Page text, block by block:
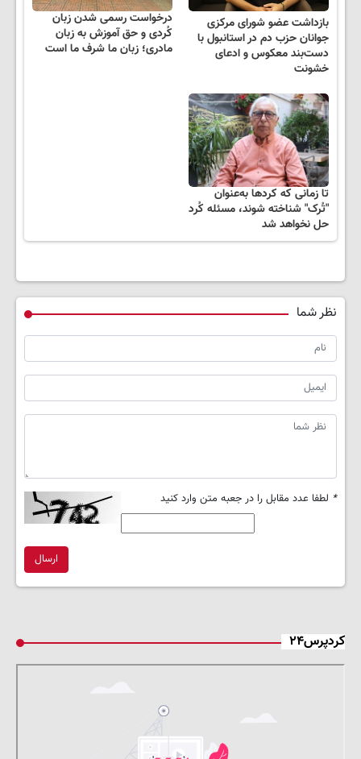
بازداشت عضو شورای مرکزی
جوانان حزب دم در استانبول با
دست‌بند معکوس و ادعای
خشونت
درخواست رسمی شدن زبان
کُردی و حق آموزش به زبان
مادری؛ زبان ما شرف ما است
تا زمانی که کردها به‌عنوان
"تُرک" شناخته شوند، مسئله کُرد
حل نخواهد شد
نظر شما
* لطفا عدد مقابل را در جعبه متن وارد کنید
ارسال
کردپرس۲۴